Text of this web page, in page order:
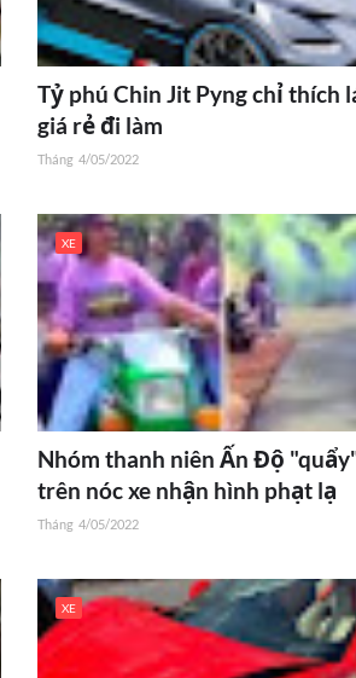
Tỷ phú Chin Jit Pyng chỉ thích
giá rẻ đi làm
Tháng 4/05/2022
XE
Nhóm thanh niên Ấn Độ
trên nóc xe nhận hình phạt lạ
Tháng 4/05/2022
XE